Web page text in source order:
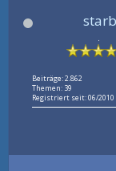
.
Beiträge: 2.862
Themen: 39
Registriert seit: 06/2010